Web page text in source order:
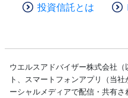
投資信託とは
ウエルスアドバイザー株式会社
ト、スマートフォンアプリ（当
ーシャルメディアで配信・共有